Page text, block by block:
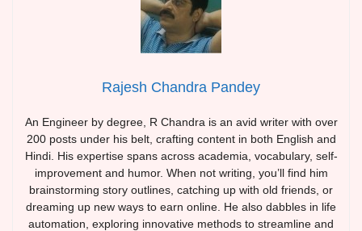
Rajesh Chandra Pandey
An Engineer by degree, R Chandra is an avid writer with over
200 posts under his belt, crafting content in both English and
Hindi. His expertise spans across academia, vocabulary, self-
improvement and humor. When not writing, you’ll find him
brainstorming story outlines, catching up with old friends, or
dreaming up new ways to earn online. He also dabbles in life
automation, exploring innovative methods to streamline and